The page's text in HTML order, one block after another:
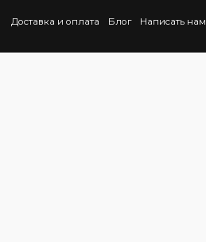
Доставка и оплата Блог Написать нам